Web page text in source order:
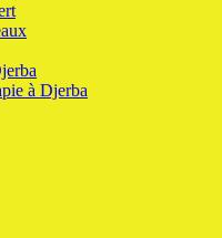
à Djerba